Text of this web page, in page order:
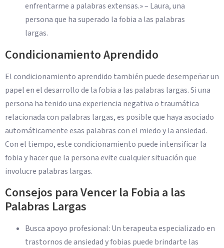
enfrentarme a palabras extensas.» – Laura, una
persona que ha superado la fobia a las palabras
largas.
Condicionamiento Aprendido
El condicionamiento aprendido también puede desempeñar un
papel en el desarrollo de la fobia a las palabras largas. Si una
persona ha tenido una experiencia negativa o traumática
relacionada con palabras largas, es posible que haya asociado
automáticamente esas palabras con el miedo y la ansiedad.
Con el tiempo, este condicionamiento puede intensificar la
fobia y hacer que la persona evite cualquier situación que
involucre palabras largas.
Consejos para Vencer la Fobia a las
Palabras Largas
Busca apoyo profesional: Un terapeuta especializado en
trastornos de ansiedad y fobias puede brindarte las